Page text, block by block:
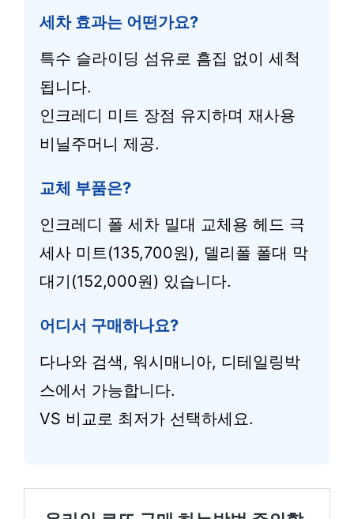
세차 효과는 어떤가요?
특수 슬라이딩 섬유로 흠집 없이 세척
됩니다.
인크레디 미트 장점 유지하며 재사용
비닐주머니 제공.
교체 부품은?
인크레디 폴 세차 밀대 교체용 헤드 극
세사 미트(135,700원), 델리폴 폴대 막
대기(152,000원) 있습니다.
어디서 구매하나요?
다나와 검색, 워시매니아, 디테일링박
스에서 가능합니다.
VS 비교로 최저가 선택하세요.